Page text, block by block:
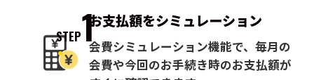
STEP1お支払額をシミュレーション
会費シミュレーション機能で、毎月の
会費や今回のお手続き時のお支払額が